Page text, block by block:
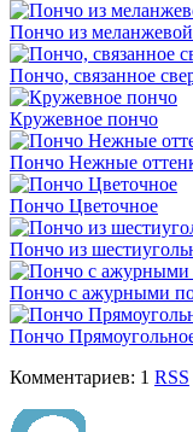
Пончо из
Пончо, связанное
Кружевное пончо
Пончо Нежные
Пончо Цветочное
Пончо из
Пончо с ажурными
Пончо
Комментариев: 1 RSS